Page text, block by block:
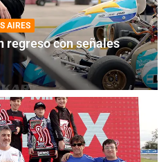
AIRES
regreso con señales